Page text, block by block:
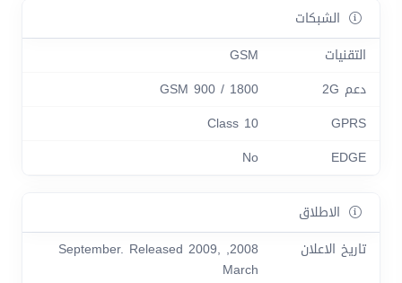
الشبكات
التقنيات
GSM
دعم 2G
GSM 900 / 1800
GPRS
Class 10
EDGE
No
الاطلاق
تاريخ الاعلان
2008, September. Released 2009,
March